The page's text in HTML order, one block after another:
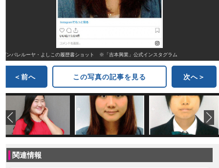
ガンバレルーヤ・よしこの履歴書ショット ※「吉本興業」公式インスタグラム
＜前へ この写真の記事を見る 次へ＞
関連情報